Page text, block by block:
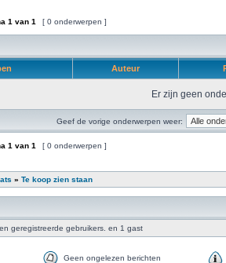
1 van 1 [ 0 onderwerpen ]
Auteur
Er zijn geen
Geef de vorige onderwerpen weer:
1 van 1 [ 0 onderwerpen ]
» Te koop zien staan
geregistreerde gebruikers. en 1 gast
Geen ongelezen berichten